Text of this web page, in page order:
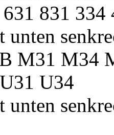
831 334
unten
M31 M34
U34
unten